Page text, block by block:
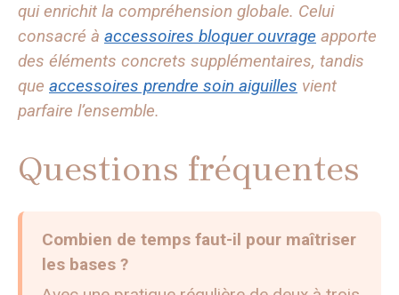
qui enrichit la compréhension globale. Celui
consacré à accessoires bloquer ouvrage apporte
des éléments concrets supplémentaires, tandis
que accessoires prendre soin aiguilles vient
parfaire l’ensemble.
Questions fréquentes
Combien de temps faut-il pour maîtriser
les bases ?